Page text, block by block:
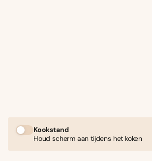
Kookstand
Houd scherm aan tijdens het koken